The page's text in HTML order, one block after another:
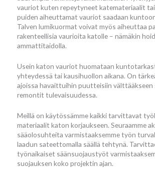
vauriot kuten repeytyneet katemateriaalit
puiden aiheuttamat vauriot saadaan
Talven lumikuormat voivat myös aiheuttaa
rakenteellisia vaurioita katolle – nämäkin
ammattitaidolla.
Usein katon vauriot huomataan
yhteydessä tai kausihuollon aikana. On
ajoissa havaittuihin puutteisiin välttääkseen
remontit tulevaisuudessa.
Meillä on käytössämme kaikki tarvittavat
materiaalit katon korjaukseen. Seuraamme
sääolosuhteita varmistaaksemme työn
laadun sateettomalla säällä tehtynä.
työnaikaiset säänsuojaustyöt
suojauksen koko projektin ajan.